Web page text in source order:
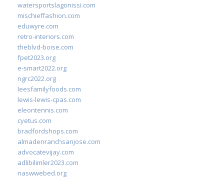
watersportslagonissi.com
mischieffashion.com
eduwyre.com
retro-interiors.com
theblvd-boise.com
fpet2023.org
e-smart2022.org
ngrc2022.org
leesfamilyfoods.com
lewis-lewis-cpas.com
eleontennis.com
cyetus.com
bradfordshops.com
almadenranchsanjose.com
advocatevijay.com
adlibilimler2023.com
naswwebed.org